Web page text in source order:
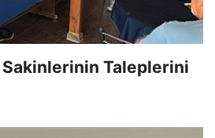
Sakinlerinin Taleplerini